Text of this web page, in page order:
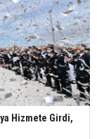
Hizmete Girdi,